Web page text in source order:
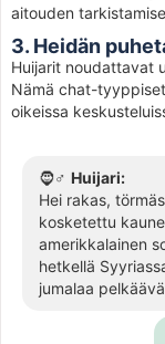
aitouden
3. Heidän
Huijarit noudattavat
Nämä chat-
oikeissa
🧔♂️ Huijari:
Hei rakas,
kosketettu
amerikkalainen
hetkellä
jumalaa